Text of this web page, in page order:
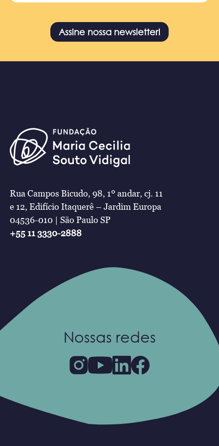
Assine nossa newsletter!
Rua Campos Bicudo, 98, 1º andar, cj. 11
e 12, Edifício Itaquerê – Jardim Europa
04536-010 | São Paulo SP
+55 11 3330-2888
Nossas redes